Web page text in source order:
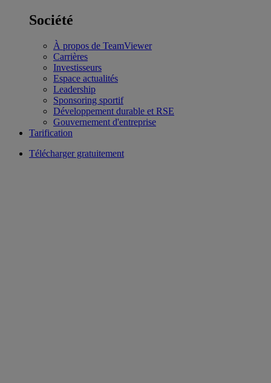
Société
À propos de TeamViewer
Carrières
Investisseurs
Espace actualités
Leadership
Sponsoring sportif
Développement durable et RSE
Gouvernement d'entreprise
Tarification
Télécharger gratuitement